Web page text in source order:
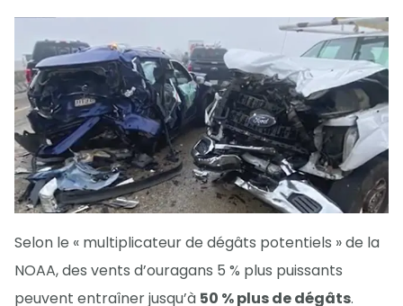
Selon le « multiplicateur de dégâts potentiels » de la
NOAA, des vents d’ouragans 5 % plus puissants
peuvent entraîner jusqu’à 50 % plus de dégâts.